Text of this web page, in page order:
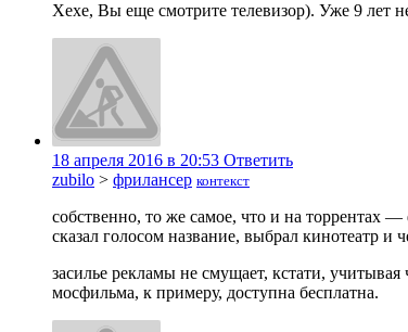
Хехе, Вы еще смотрите телевизор). Уже 9 лет
18 апреля 2016 в 20:53 Ответить
zubilo > фрилансер контекст
собственно, то же самое, что и на торрентах
сказал голосом название, выбрал кинотеатр и
засилье рекламы не смущает, кстати,
мосфильма, к примеру, доступна бесплатна.